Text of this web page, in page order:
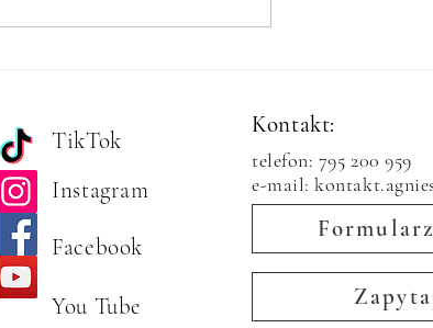
TikTok
Instagram
Facebook
You Tube
Kontakt:
telefon: 795 200 959
e-mail: